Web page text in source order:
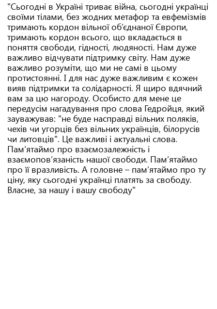
"Сьогодні в Україні триває війна, сьогодні українці
своїми тілами, без жодних метафор та евфемізмів
тримають кордон вільної об’єднаної Європи,
тримають кордон всього, що вкладається в
поняття свободи, гідності, людяності. Нам дуже
важливо відчувати підтримку світу. Нам дуже
важливо розуміти, що ми не самі в цьому
протистоянні. І для нас дуже важливим є кожен
вияв підтримки та солідарності. Я щиро вдячний
вам за цю нагороду. Особисто для мене це
передусім нагадування про слова Гедройця, який
зауважував: "не буде насправді вільних поляків,
чехів чи угорців без вільних українців, білорусів
чи литовців". Це важливі і актуальні слова.
Пам’ятаймо про взаємозалежність і
взаємопов’язаність нашої свободи. Пам’ятаймо
про її вразливість. А головне – пам’ятаймо про ту
ціну, яку сьогодні українці платять за свободу.
Власне, за нашу і вашу свободу"